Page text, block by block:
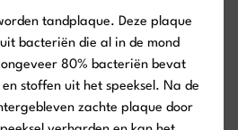
tandplaque. Deze plaque
bacteriën die al in de mond
80% bacteriën bevat
stoffen uit het speeksel. Na de
zachte plaque door